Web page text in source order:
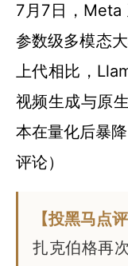
7月7日，Meta
参数级多模态
上代相比，
视频生成与原
本在量化后暴
评论）
【投黑马点评
扎克伯格再